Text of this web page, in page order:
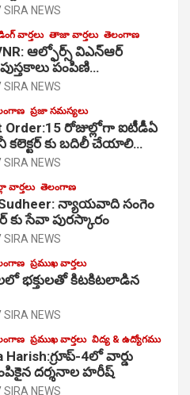
SIRA NEWS
వార్తలు తాజా వార్తలు తెలంగాణ
ఆల్ఫోర్స్ విఎన్ఆర్
పంపిణి…
SIRA NEWS
ప్రజా సమస్యలు
Order:15 రోజుల్లోగా ఐటీడీఏ
కలెక్టర్ కు బదిలీ చేయాలి…
SIRA NEWS
వార్తలు తెలంగాణ
న్యాయవాది సంగెం
కు సేవా పురస్కారం
SIRA NEWS
ప్రముఖ వార్తలు
భక్తులతో కిటకిటలాడిన
SIRA NEWS
ప్రముఖ వార్తలు విద్య & ఉద్యోగము
Harish:గ్రూప్-4లో వార్డు
దర్శనాల హరీష్
SIRA NEWS